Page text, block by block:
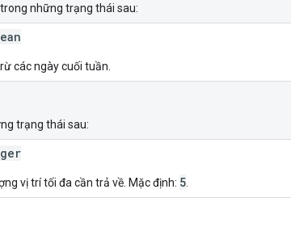
những trạng thái sau:
các ngày cuối tuần.
trạng thái sau:
vị trí tối đa cần trả về. Mặc định: 5